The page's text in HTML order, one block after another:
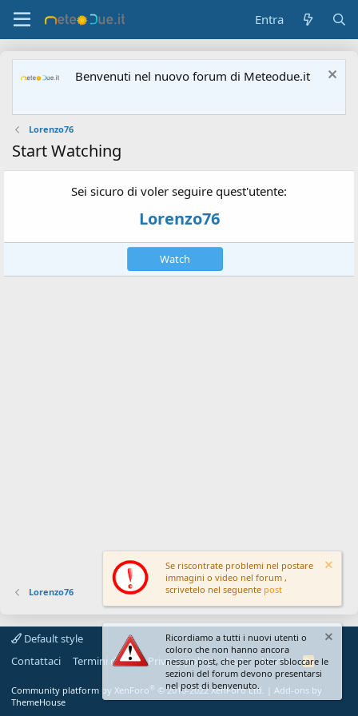
Entra
Benvenuti nel nuovo forum di Meteodue.it
Lorenzo76
Start Watching
Sei sicuro di voler seguire quest'utente:
Lorenzo76
Watch
Lorenzo76
Default style
Contattaci
Termini d'uso Privacy policy Aiuto Home
R
S
Community platform by XenForo® © 2010-2022 XenForo Ltd.
Add-ons by
ThemeHouse
Se riscontrate problemi nel postare
immagini o video nel forum ,
scrivetelo nel seguente post
Ricordiamo a tutti i nuovi utenti o
coloro che non hanno ancora
nessun post, che per poter sbloccare le
sezioni del forum devono presentarsi
nel post di benvenuto.